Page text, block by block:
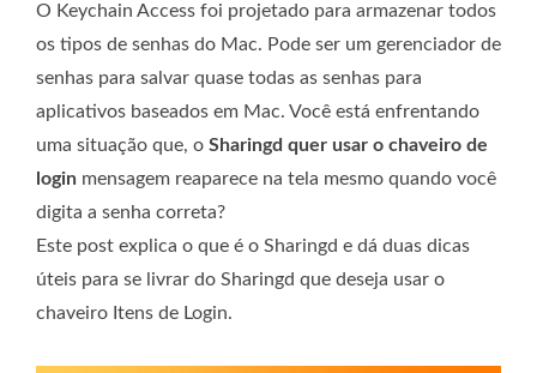
O Keychain Access foi projetado para armazenar todos
os tipos de senhas do Mac. Pode ser um gerenciador de
senhas para salvar quase todas as senhas para
aplicativos baseados em Mac. Você está enfrentando
uma situação que, o Sharingd quer usar o chaveiro de
login mensagem reaparece na tela mesmo quando você
digita a senha correta?
Este post explica o que é o Sharingd e dá duas dicas
úteis para se livrar do Sharingd que deseja usar o
chaveiro Itens de Login.